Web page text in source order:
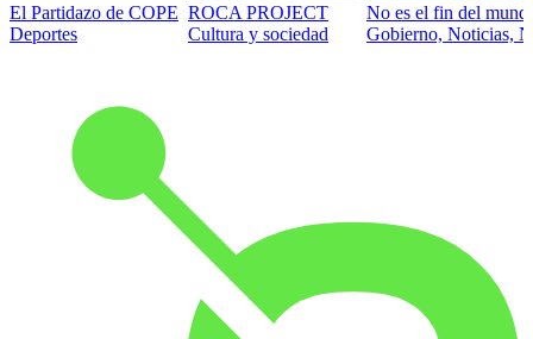
El Partidazo de COPE
Deportes
ROCA PROJECT
Cultura y sociedad
No es el fin del
Gobierno, Noticias,